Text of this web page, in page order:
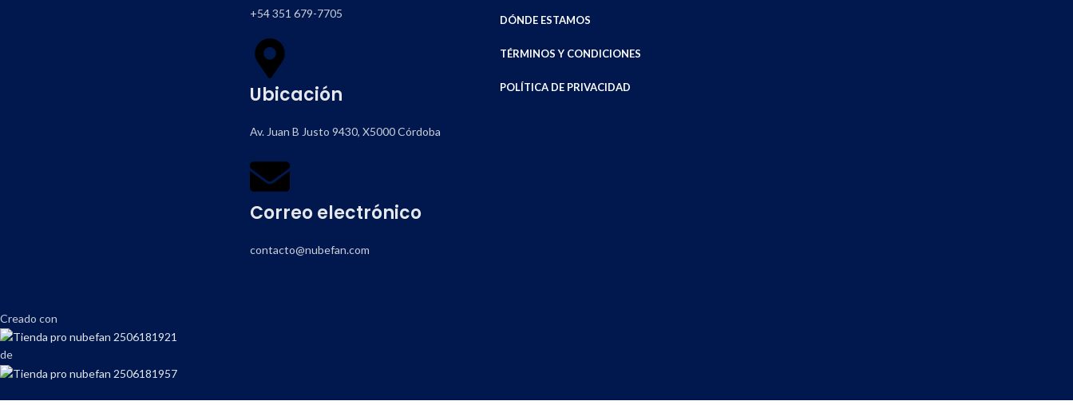
+54 351 679-7705
Ubicación
Av. Juan B Justo 9430, X5000 Córdoba
Correo electrónico
contacto@nubefan.com
DÓNDE ESTAMOS
TÉRMINOS Y CONDICIONES
POLÍTICA DE PRIVACIDAD
Creado con
de